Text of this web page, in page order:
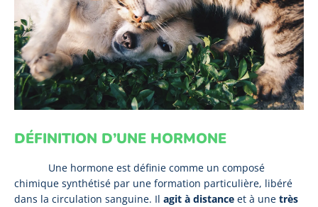
DÉFINITION D’UNE HORMONE
Une hormone est définie comme un composé
chimique synthétisé par une formation particulière, libéré
dans la circulation sanguine. Il agit à distance et à une très